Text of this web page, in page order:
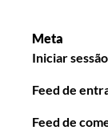
Meta
Iniciar sessão
Feed de
Feed de